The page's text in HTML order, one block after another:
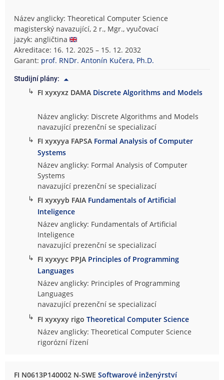
Název anglicky: Theoretical Computer Science
magisterský navazující, 2 r., Mgr., vyučovací
jazyk: angličtina
Akreditace: 16. 12. 2025 – 15. 12. 2032
Garant: prof. RNDr. Antonín Kučera, Ph.D.
Studijní plány:
↳ FI xyxyxz DAMA Discrete Algorithms and Models
Název anglicky: Discrete Algorithms and Models
navazující prezenční se specializací
↳ FI xyxyya FAPSA Formal Analysis of Computer
Systems
Název anglicky: Formal Analysis of Computer
Systems
navazující prezenční se specializací
↳ FI xyxyyb FAIA Fundamentals of Artificial
Inteligence
Název anglicky: Fundamentals of Artificial
Inteligence
navazující prezenční se specializací
↳ FI xyxyyc PPJA Principles of Programming
Languages
Název anglicky: Principles of Programming
Languages
navazující prezenční se specializací
↳ FI xyxyxy rigoTheoretical Computer Science
Název anglicky: Theoretical Computer Science
rigorózní řízení
FI N0613P140002 N-SWESoftwarové inženýrství